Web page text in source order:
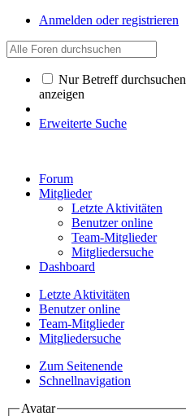
Anmelden oder registrieren
Nur Betreff durchsuchen
anzeigen
Erweiterte Suche
Forum
Mitglieder
Letzte Aktivitäten
Benutzer online
Team-Mitglieder
Mitgliedersuche
Dashboard
Letzte Aktivitäten
Benutzer online
Team-Mitglieder
Mitgliedersuche
Zum Seitenende
Schnellnavigation
Avatar